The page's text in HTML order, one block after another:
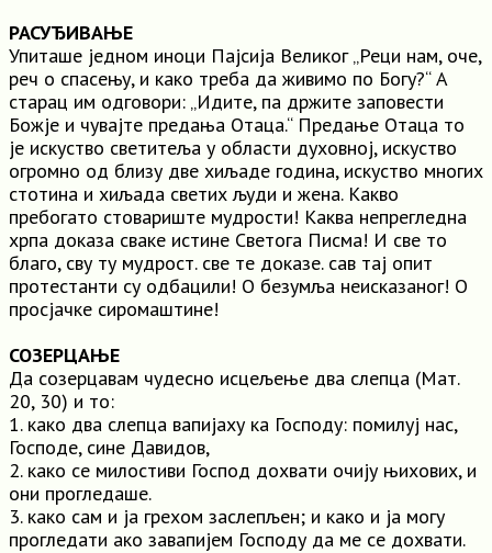
РАСУЂИВАЊЕ
Упиташе једном иноци Пајсија Великог „Реци нам, оче,
реч o спасењу, и како треба да живимо по Богу?“ A
старац им одговори: „Идите, па држите заповести
Божје и чувајте предања Отаца.“ Предање Отаца то
је искуство светитеља у области духовној, искуство
огромно од близу две хиљаде година, искуство многих
стотина и хиљада светих људи и жена. Какво
пребогато стовариште мудрости! Каква непрегледна
хрпа доказа сваке истине Светога Писма! И све то
благо, сву ту мудрост. све те доказе. сав тај опит
протестанти су одбацили! O безумља неисказаног! O
просјачке сиромаштине!
СОЗЕРЦАЊЕ
Да созерцавам чудесно исцељење два слепца (Мат.
20, 30) и то:
1. како два слепца вапијаху ка Господу: помилуј нас,
Господе, сине Давидов,
2. како се милостиви Господ дохвати очију њихових, и
они прогледаше.
3. како сам и ја грехом заслепљен; и како и ја могу
прогледати ако завапијем Господу да ме се дохвати.